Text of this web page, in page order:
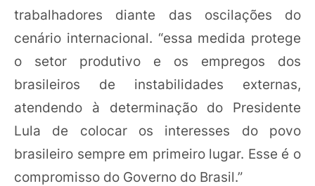
trabalhadores diante das oscilações do
cenário internacional. “essa medida protege
o setor produtivo e os empregos dos
brasileiros de instabilidades externas,
atendendo à determinação do Presidente
Lula de colocar os interesses do povo
brasileiro sempre em primeiro lugar. Esse é o
compromisso do Governo do Brasil.”